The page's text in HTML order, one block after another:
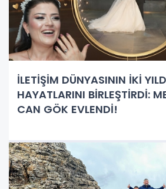
İLETİŞİM DÜNYASININ İKİ
HAYATLARINI BİRLEŞTİRDİ:
CAN GÖK EVLENDİ!